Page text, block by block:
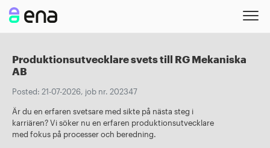
Produktionsutvecklare svets till RG Mekaniska
AB
Posted: 21-07-2026, job nr. 202347
Är du en erfaren svetsare med sikte på nästa steg i
karriären? Vi söker nu en erfaren produktionsutvecklare
med fokus på processer och beredning.